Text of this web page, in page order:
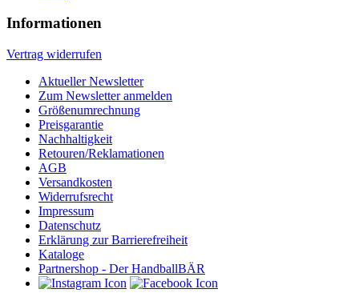
Informationen
Vertrag widerrufen
Aktueller Newsletter
Zum Newsletter anmelden
Größenumrechnung
Preisgarantie
Nachhaltigkeit
Retouren/Reklamationen
AGB
Versandkosten
Widerrufsrecht
Impressum
Datenschutz
Erklärung zur Barrierefreiheit
Kataloge
Partnershop - Der HandballBÄR